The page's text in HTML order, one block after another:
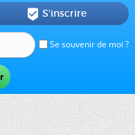
Se souvenir de moi ?
 S'inscrire